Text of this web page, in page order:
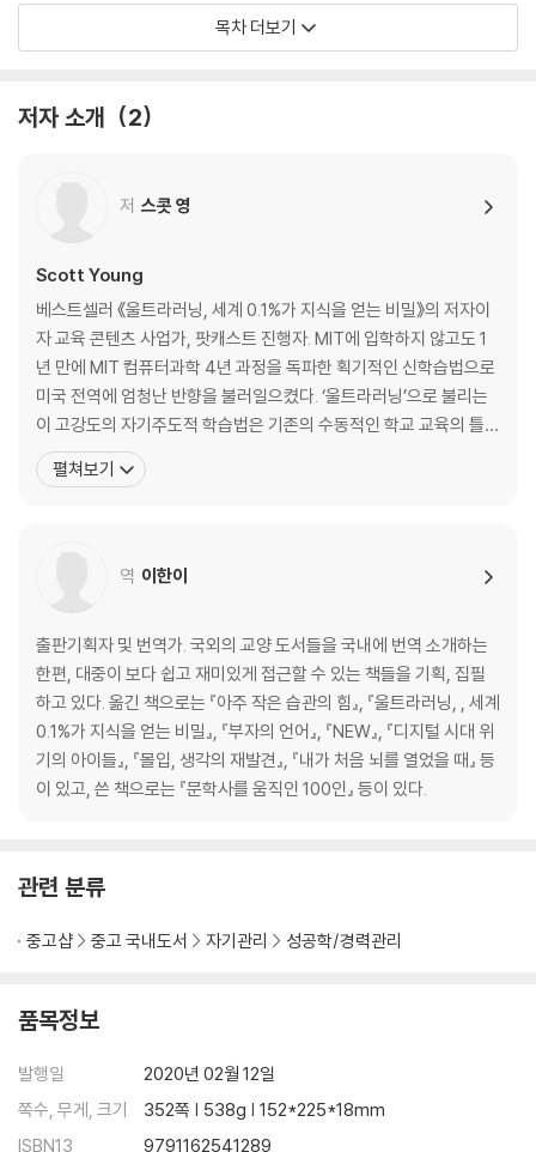
왜 울트라러닝인가| 평균의 시대는 끝났다| 학교에서 배운 지식은 왜 쓸모
있지 않는가| 테크놀로지, 지식의 벽을 허물다| 울트라러닝으로 남다른 커
학습을 시작하려면
울트라러닝 프로젝트 실험| 가장 힘든 것을 선택하라| 인생을 바꾼 학습 전
략| 울트라러닝의 9가지 법칙
제4장 법칙1_메타 학습: 먼저 지도를 그려라
학습을 위한 학습, 메타 학습| 자신만의 메타 학습 지도를 그려라| 메타 학
습을 시작하기 위한 3가지 질문| ‘왜’ 그것을 배우려 하는가?| ‘무엇을’ 획
득해야 하는가?| ‘어떻게’ 학습할 것인가?| 계획을 얼마나 많이 세워야 할
까?| 메타 학습이 만들어내는 성공의 고리
제5장 법칙2_집중하기: 짧은 시간에 집중도를 높여라
제6장 법칙3_직접 하기: 목표를 향해 똑바로 나아가라
잘하고 싶은, 바로 그 일을 하라| 교육의 말할 수 없는 비밀| ‘직접 하기’로
교실 교육의 한계 극복하기| 현장에 ‘딱 달라붙어’ 배워라| 울트라러닝의
직접 학습 전략| 배움, 스스로 묻고 답하라
제7장 법칙4_특화 학습: 취약점을 공략하라
학습 속도에 불붙이는 트리거를 파악하라| 인지 부하를 예방하는 특화 학
제8장 법칙5_인출: 배운 것을 시험하라
스스로 수학 천재가 된 소년| 최고의 성적을 얻는 단 하나의 비밀| 공부에
만드는 최고의 학습 도구
제9장 법칙6_피드백: 날아드는 조언을 피하지 마라
울트라러너들의 공통 전략, 피드백| 피드백이 역효과를 낳을 수 있을까?|
어떤 종류의 피드백이 필요한가?| 피드백 업그레이드의 유의점| 언제 피
목차 더보기
저자 소개 2
저 스콧 영
Scott Young
베스트셀러 《울트라러닝, 세계 0.1%가 지식을 얻는 비밀》의 저자이
자 교육 콘텐츠 사업가, 팟캐스트 진행자. MIT에 입학하지 않고도 1
년 만에 MIT 컴퓨터과학 4년 과정을 독파한 획기적인 신학습법으로
미국 전역에 엄청난 반향을 불러일으켰다. ‘울트라러닝’으로 불리는
이 고강도의 자기주도적 학습법은 기존의 수동적인 학교 교육의 틀을
완벽히 깨부수었다는 평을 듣는다. 2006년부터 자신의 블로그에 학
습, 생산성에 대한 글을 꾸준히 써온 그는 학습법에 관한 연구·조사
펼쳐보기
역 이한이
출판기획자 및 번역가. 국외의 교양 도서들을 국내에 번역 소개하는
한편, 대중이 보다 쉽고 재미있게 접근할 수 있는 책들을 기획, 집필
하고 있다. 옮긴 책으로는 『아주 작은 습관의 힘』, 『울트라러닝, , 세계
0.1%가 지식을 얻는 비밀』, 『부자의 언어』, 『NEW』, 『디지털 시대 위
기의 아이들』, 『몰입, 생각의 재발견』, 『내가 처음 뇌를 열었을 때』 등
이 있고, 쓴 책으로는 『문학사를 움직인 100인』 등이 있다.
관련 분류
중고샵 중고 국내도서 자기관리 성공학/경력관리
품목정보
발행일
2020년 02월 12일
쪽수, 무게, 크기
352쪽 | 538g | 152*225*18mm
ISBN13
9791162541289